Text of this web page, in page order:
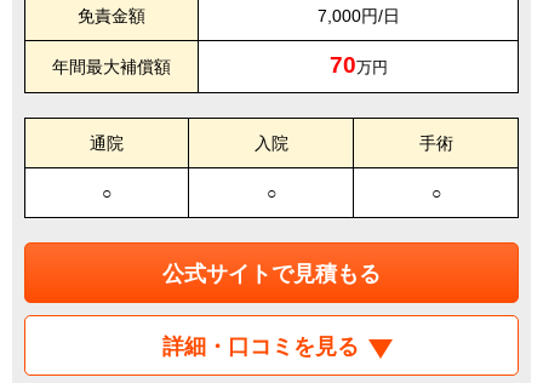
免責金額 7,000円/日
年間最大補償額 70万円
通院 入院 手術
○ ○ ○
公式サイトで見積もる
詳細・口コミを見る